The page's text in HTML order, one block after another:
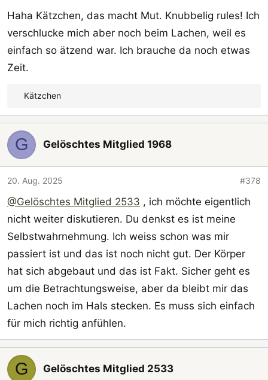
Haha Kätzchen, das macht Mut. Knubbelig rules! Ich
verschlucke mich aber noch beim Lachen, weil es
einfach so ätzend war. Ich brauche da noch etwas
Zeit.
e
k
t
i
o
e
n
:
Kätzchen
G Gelöschtes Mitglied 1968
20. Aug. 2025 #378
@Gelöschtes Mitglied 2533 , ich möchte eigentlich
nicht weiter diskutieren. Du denkst es ist meine
Selbstwahrnehmung. Ich weiss schon was mir
passiert ist und das ist noch nicht gut. Der Körper
hat sich abgebaut und das ist Fakt. Sicher geht es
um die Betrachtungsweise, aber da bleibt mir das
Lachen noch im Hals stecken. Es muss sich einfach
für mich richtig anfühlen.
G Gelöschtes Mitglied 2533